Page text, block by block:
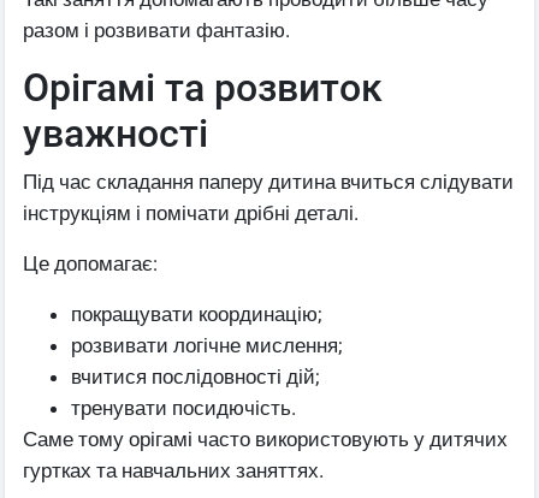
разом і розвивати фантазію.
Орігамі та розвиток
уважності
Під час складання паперу дитина вчиться слідувати
інструкціям і помічати дрібні деталі.
Це допомагає:
покращувати координацію;
розвивати логічне мислення;
вчитися послідовності дій;
тренувати посидючість.
Саме тому орігамі часто використовують у дитячих
гуртках та навчальних заняттях.